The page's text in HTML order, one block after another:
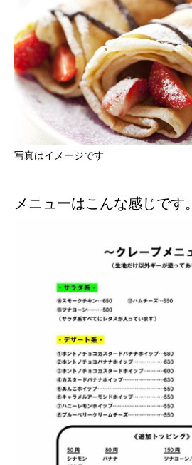
写真はイメージです
メニューはこんな感じです。